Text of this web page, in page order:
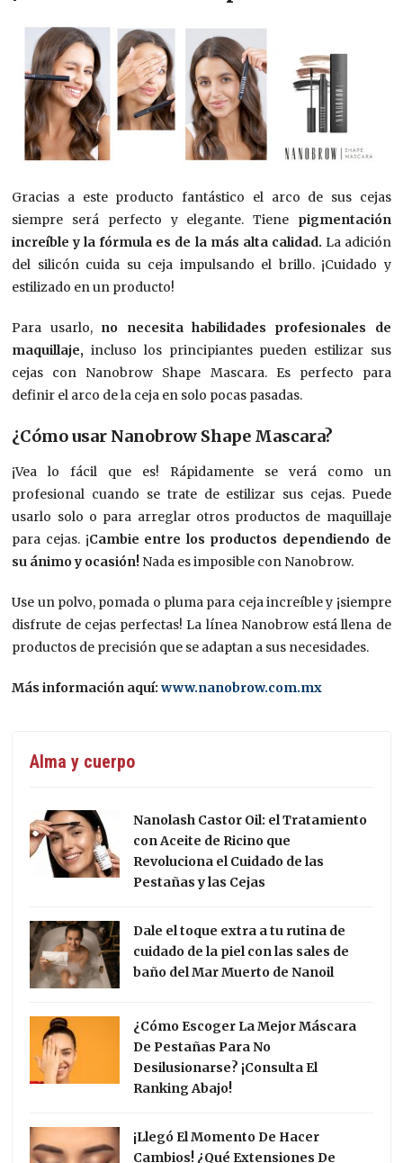
Gracias a este producto fantástico el arco de sus cejas
siempre será perfecto y elegante. Tiene pigmentación
increíble y la fórmula es de la más alta calidad. La adición
del silicón cuida su ceja impulsando el brillo. ¡Cuidado y
estilizado en un producto!
Para usarlo, no necesita habilidades profesionales de
maquillaje, incluso los principiantes pueden estilizar sus
cejas con Nanobrow Shape Mascara. Es perfecto para
definir el arco de la ceja en solo pocas pasadas.
¿Cómo usar Nanobrow Shape Mascara?
¡Vea lo fácil que es! Rápidamente se verá como un
profesional cuando se trate de estilizar sus cejas. Puede
usarlo solo o para arreglar otros productos de maquillaje
para cejas. ¡Cambie entre los productos dependiendo de
su ánimo y ocasión! Nada es imposible con Nanobrow.
Use un polvo, pomada o pluma para ceja increíble y ¡siempre
disfrute de cejas perfectas! La línea Nanobrow está llena de
productos de precisión que se adaptan a sus necesidades.
Más información aquí:www.nanobrow.com.mx
Alma y cuerpo
Nanolash Castor Oil: el Tratamiento
con Aceite de Ricino que
Revoluciona el Cuidado de las
Pestañas y las Cejas
Dale el toque extra a tu rutina de
cuidado de la piel con las sales de
baño del Mar Muerto de Nanoil
¿Cómo Escoger La Mejor Máscara
De Pestañas Para No
Desilusionarse? ¡Consulta El
Ranking Abajo!
¡Llegó El Momento De Hacer
Cambios! ¿Qué Extensiones De